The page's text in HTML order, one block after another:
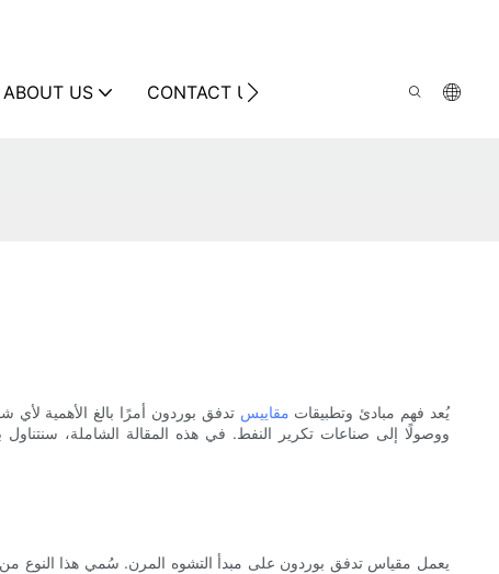
ABOUT US CONTACT US
يُعد فهم مبادئ وتطبيقات مقاييس تدفق بوردون أمرًا بالغ الأهمية
ووصولًا إلى صناعات تكرير النفط. في هذه المقالة الشاملة،
يعمل مقياس تدفق بوردون على مبدأ التشوه المرن. سُمي هذا النوع